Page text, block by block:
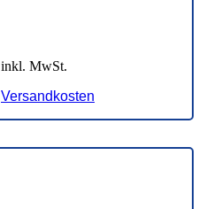
inkl. MwSt.
Versandkosten